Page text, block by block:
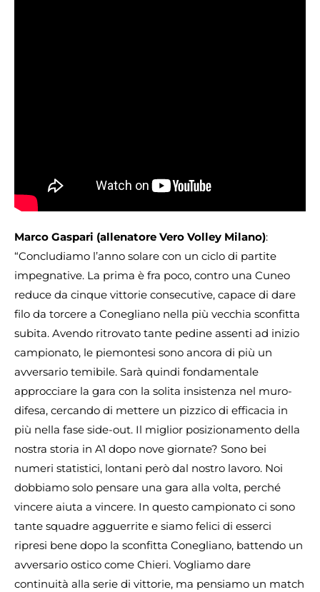
Marco Gaspari (allenatore Vero Volley Milano):
“Concludiamo l’anno solare con un ciclo di partite
impegnative. La prima è fra poco, contro una Cuneo
reduce da cinque vittorie consecutive, capace di dare
filo da torcere a Conegliano nella più vecchia sconfitta
subita. Avendo ritrovato tante pedine assenti ad inizio
campionato, le piemontesi sono ancora di più un
avversario temibile. Sarà quindi fondamentale
approcciare la gara con la solita insistenza nel muro-
difesa, cercando di mettere un pizzico di efficacia in
più nella fase side-out. Il miglior posizionamento della
nostra storia in A1 dopo nove giornate? Sono bei
numeri statistici, lontani però dal nostro lavoro. Noi
dobbiamo solo pensare una gara alla volta, perché
vincere aiuta a vincere. In questo campionato ci sono
tante squadre agguerrite e siamo felici di esserci
ripresi bene dopo la sconfitta Conegliano, battendo un
avversario ostico come Chieri. Vogliamo dare
continuità alla serie di vittorie, ma pensiamo un match